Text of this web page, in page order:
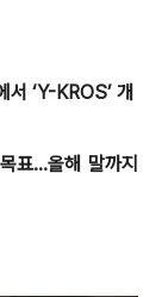
‘Y-KROS’ 개
표…올해 말까지